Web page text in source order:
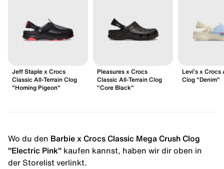
Jeff Staple x Crocs
Classic All-Terrain Clog
"Homing Pigeon"
Pleasures x Crocs
Classic All-Terrain Clog
"Core Black"
Levi’s x Crocs
Clog "Denim"
Wo du den Barbie x Crocs Classic Mega Crush Clog
"Electric Pink" kaufen kannst, haben wir dir oben in
der Storelist verlinkt.